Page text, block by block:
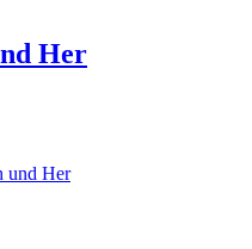
Her